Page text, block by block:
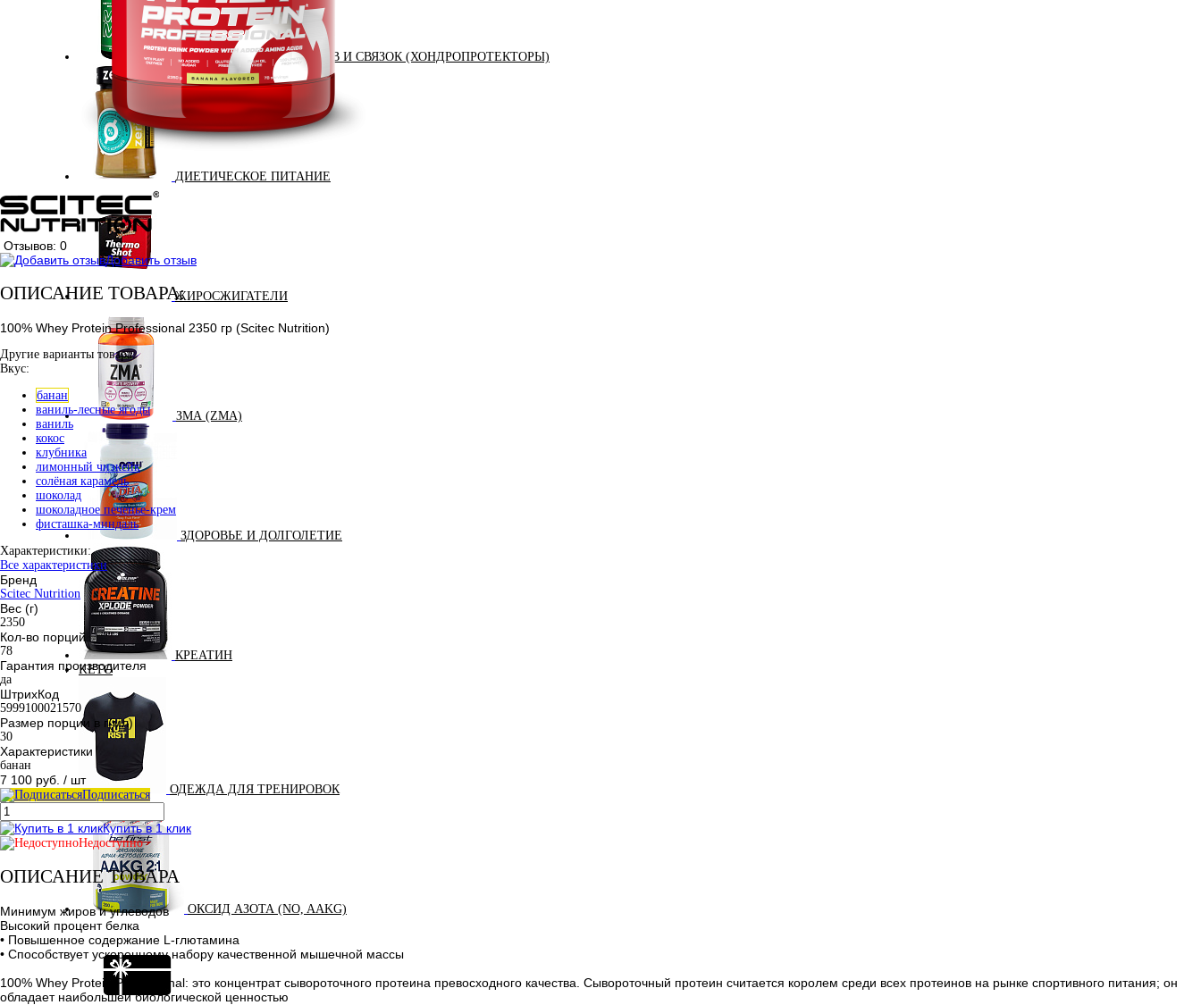
ДОБАВКИ ДЛЯ СУСТАВОВ И СВЯЗОК (ХОНДРОПРОТЕКТОРЫ)
ДИЕТИЧЕСКОЕ ПИТАНИЕ
ЖИРОСЖИГАТЕЛИ
ЗМА (ZMA)
ЗДОРОВЬЕ И ДОЛГОЛЕТИЕ
КРЕАТИН
KETO
ОДЕЖДА ДЛЯ ТРЕНИРОВОК
ОКСИД АЗОТА (NO, AAKG)
Отзывов: 0
Добавить отзыв
ОПИСАНИЕ ТОВАРА:
100% Whey Protein Professional 2350 гр (Scitec Nutrition)
Другие варианты товара:
Вкус:
банан
ваниль-лесные ягоды
ваниль
кокос
клубника
лимонный чизкейк
солёная карамель
шоколад
шоколадное печенье-крем
фисташка-миндаль
Характеристики:
Все характеристики
Бренд
Scitec Nutrition
Вес (г)
2350
Кол-во порций
78
Гарантия производителя
да
ШтрихКод
5999100021570
Размер порции в г(мл)
30
Характеристики
банан
7 100 руб. / шт
Подписаться
Купить в 1 клик
Недоступно
ОПИСАНИЕ ТОВАРА
Минимум жиров и углеводов
Высокий процент белка
• Повышенное содержание L-глютамина
• Способствует ускоренному набору качественной мышечной массы
100% Whey Protein Professional: это концентрат сывороточного протеина превосходного качества. Сывороточный протеин считается королем среди всех протеинов на рынке спортивного питания; он
обладает наибольшей биологической ценностью